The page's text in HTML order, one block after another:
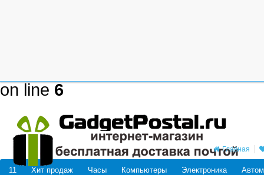
on line6
Главная
11 Хит продаж Часы Компьютеры Электроника